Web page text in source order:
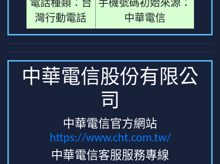
電話種類：台
灣行動電話
手機號碼初始來源：
中華電信
中華電信股份有限公
司
中華電信官方網站
https://www.cht.com.tw/
中華電信客服服務專線